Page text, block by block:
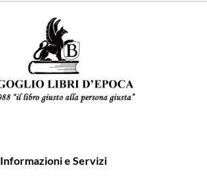
Informazioni e Servizi